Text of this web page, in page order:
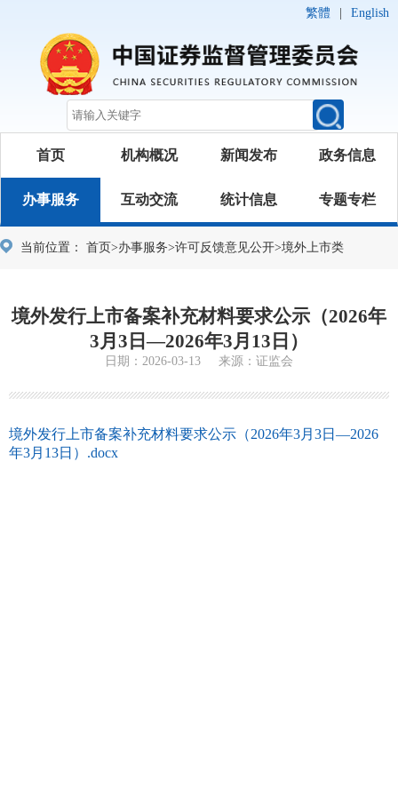
繁體 English
首页 机构概况 新闻发布 政务信息
办事服务 互动交流 统计信息 专题专栏
当前位置： 首页>办事服务>许可反馈意见公开>境外上市类
境外发行上市备案补充材料要求公示（2026年
3月3日—2026年3月13日）
日期：2026-03-13 来源：证监会
境外发行上市备案补充材料要求公示（2026年3月3日—2026
年3月13日）.docx